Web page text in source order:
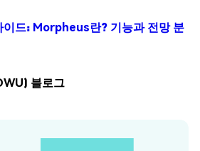
이드: Morpheus란? 기능과 전망 분
블로그